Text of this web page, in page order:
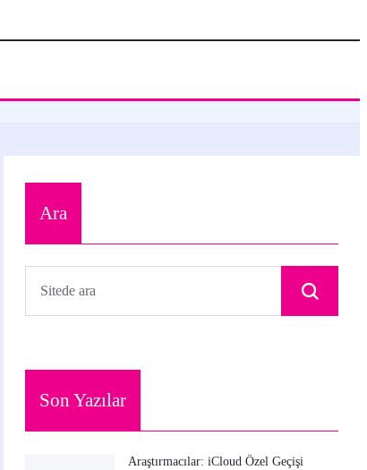
Ara
Son Yazılar
Araştırmacılar: iCloud Özel Geçişi